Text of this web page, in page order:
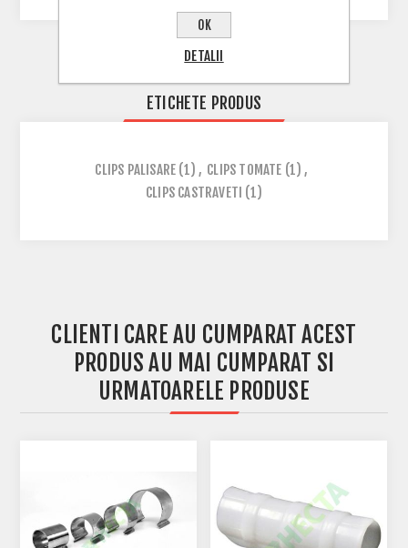
ETICHETE PRODUS
CLIPS PALISARE (1) , CLIPS TOMATE (1) ,
CLIPS CASTRAVETI (1)
CLIENTI CARE AU CUMPARAT ACEST
PRODUS AU MAI CUMPARAT SI
URMATOARELE PRODUSE
OK
DETALII